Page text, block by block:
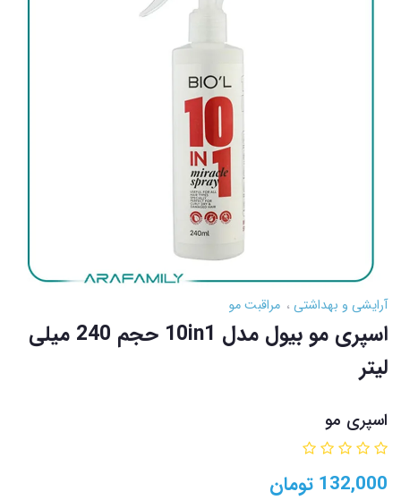
آرایشی و بهداشتی مراقبت مو
اسپری مو بیول مدل 10in1 حجم 240 میلی
لیتر
اسپری مو
132,000 تومان